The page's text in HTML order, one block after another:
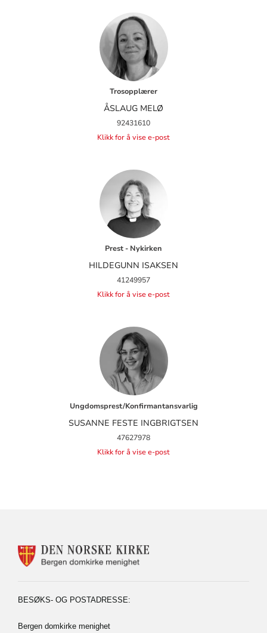
Trosopplærer
ÅSLAUG MELØ
92431610
Klikk for å vise e-post
Prest - Nykirken
HILDEGUNN ISAKSEN
41249957
Klikk for å vise e-post
Ungdomsprest/Konfirmantansvarlig
SUSANNE FESTE INGBRIGTSEN
47627978
Klikk for å vise e-post
KONTAKTINFORMASJON
BESØKS- OG POSTADRESSE:
Bergen domkirke menighet